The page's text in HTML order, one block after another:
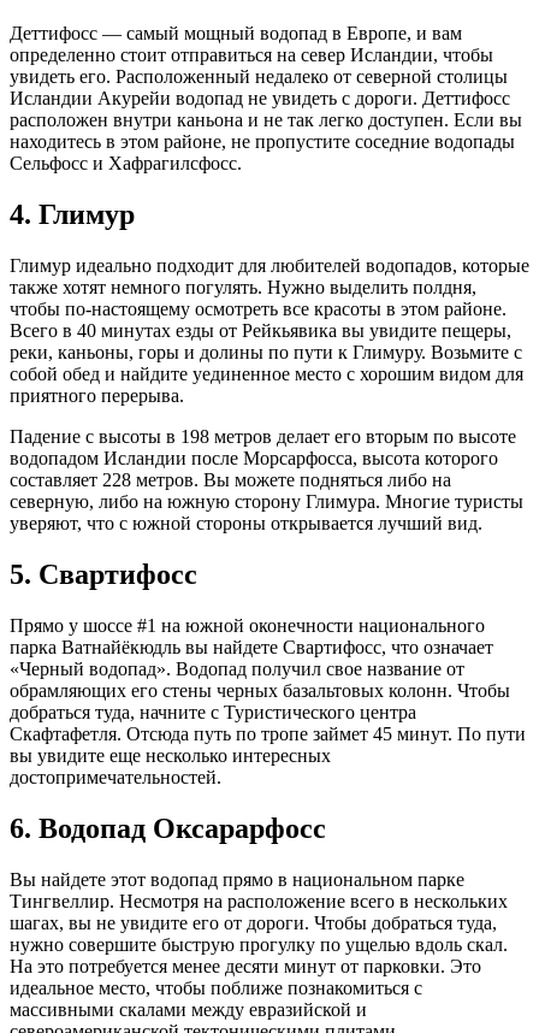
Деттифосс — самый мощный водопад в Европе, и вам
определенно стоит отправиться на север Исландии, чтобы
увидеть его. Расположенный недалеко от северной столицы
Исландии Акурейи водопад не увидеть с дороги. Деттифосс
расположен внутри каньона и не так легко доступен. Если вы
находитесь в этом районе, не пропустите соседние водопады
Сельфосс и Хафрагилсфосс.
4. Глимур
Глимур идеально подходит для любителей водопадов, которые
также хотят немного погулять. Нужно выделить полдня,
чтобы по-настоящему осмотреть все красоты в этом районе.
Всего в 40 минутах езды от Рейкьявика вы увидите пещеры,
реки, каньоны, горы и долины по пути к Глимуру. Возьмите с
собой обед и найдите уединенное место с хорошим видом для
приятного перерыва.
Падение с высоты в 198 метров делает его вторым по высоте
водопадом Исландии после Морсарфосса, высота которого
составляет 228 метров. Вы можете подняться либо на
северную, либо на южную сторону Глимура. Многие туристы
уверяют, что с южной стороны открывается лучший вид.
5. Свартифосс
Прямо у шоссе #1 на южной оконечности национального
парка Ватнайёкюдль вы найдете Свартифосс, что означает
«Черный водопад». Водопад получил свое название от
обрамляющих его стены черных базальтовых колонн. Чтобы
добраться туда, начните с Туристического центра
Скафтафетля. Отсюда путь по тропе займет 45 минут. По пути
вы увидите еще несколько интересных
достопримечательностей.
6. Водопад Оксарарфосс
Вы найдете этот водопад прямо в национальном парке
Тингвеллир. Несмотря на расположение всего в нескольких
шагах, вы не увидите его от дороги. Чтобы добраться туда,
нужно совершите быструю прогулку по ущелью вдоль скал.
На это потребуется менее десяти минут от парковки. Это
идеальное место, чтобы поближе познакомиться с
массивными скалами между евразийской и